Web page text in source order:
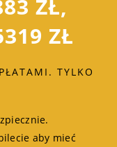
ZŁ,
ZŁ
TYLKO
aby mieć